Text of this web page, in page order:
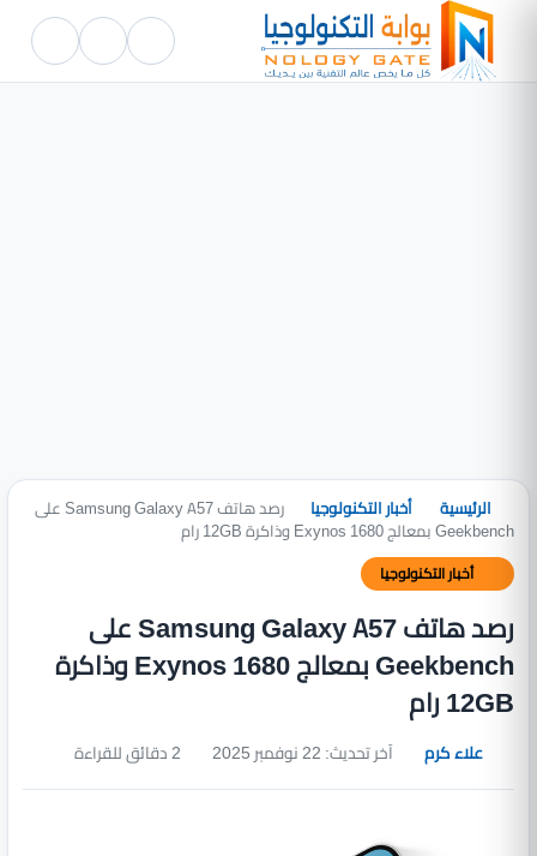
الرئيسية أخبار التكنولوجيا رصد هاتف Samsung Galaxy A57 على
Geekbench بمعالج Exynos 1680 وذاكرة 12GB رام
أخبار التكنولوجيا
رصد هاتف Samsung Galaxy A57 على
Geekbench بمعالج Exynos 1680 وذاكرة
12GB رام
علاء كرم آخر تحديث: 22 نوفمبر 2025